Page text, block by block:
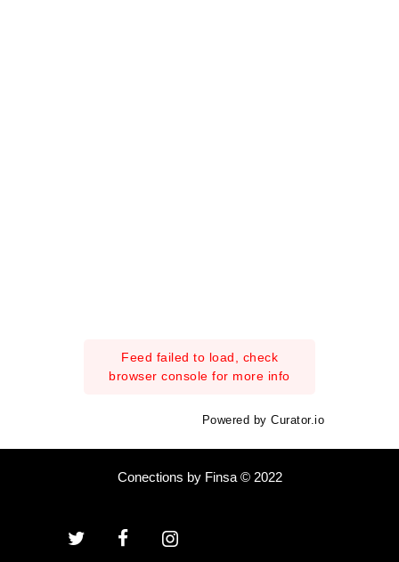
Feed failed to load, check
browser console for more info
Powered by Curator.io
Conections by Finsa © 2022